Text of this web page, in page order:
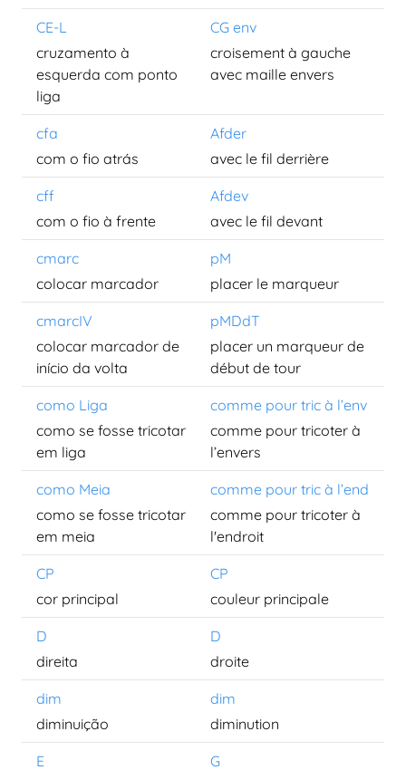
CE-L
CG env
cruzamento à
esquerda com ponto
liga
croisement à gauche
avec maille envers
cfa
Afder
com o fio atrás
avec le fil derrière
cff
Afdev
com o fio à frente
avec le fil devant
cmarc
pM
colocar marcador
placer le marqueur
cmarcIV
pMDdT
colocar marcador de
início da volta
placer un marqueur de
début de tour
como Liga
comme pour tric à l’env
como se fosse tricotar
em liga
comme pour tricoter à
l’envers
como Meia
comme pour tric à l’end
como se fosse tricotar
em meia
comme pour tricoter à
l'endroit
CP
CP
cor principal
couleur principale
D
D
direita
droite
dim
dim
diminuição
diminution
E
G